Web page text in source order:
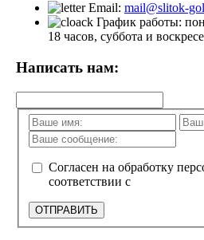
Email: mail@slitok-
График работы:
18 часов, суббота и
Написать нам:
Согласен на обработку
соответствии с
ОТПРАВИТЬ